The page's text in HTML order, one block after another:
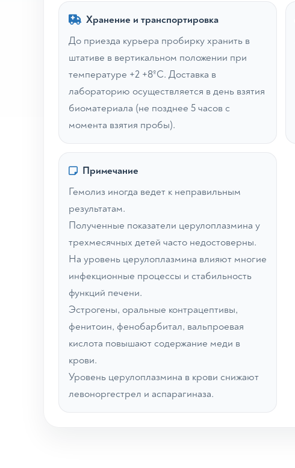
Хранение и транспортировка
До приезда курьера пробирку хранить в
штативе в вертикальном положении при
температуре +2 +8ºС. Доставка в
лабораторию осуществляется в день взятия
биоматериала (не позднее 5 часов с
момента взятия пробы).
Примечание
Гемолиз иногда ведет к неправильным
результатам.
Полученные показатели церулоплазмина у
трехмесячных детей часто недостоверны.
На уровень церулоплазмина влияют многие
инфекционные процессы и стабильность
функций печени.
Эстрогены, оральные контрацептивы,
фенитоин, фенобарбитал, вальпроевая
кислота повышают содержание меди в
крови.
Уровень церулоплазмина в крови снижают
левоноргестрел и аспарагиназа.